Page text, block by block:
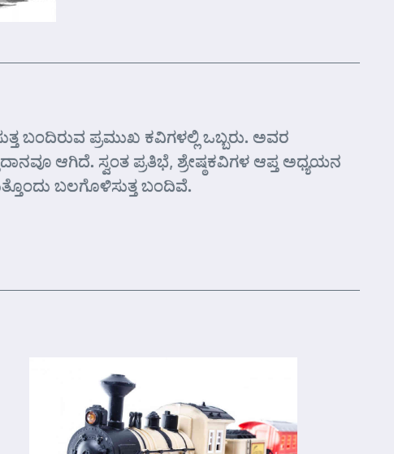
ಬಂದಿರುವ ಪ್ರಮುಖ ಕವಿಗಳಲ್ಲಿ ಒಬ್ಬರು. ಅವರ
ಆಗಿದೆ. ಸ್ವಂತ ಪ್ರತಿಭೆ, ಶ್ರೇಷ್ಠಕವಿಗಳ ಆಪ್ತ ಅಧ್ಯಯನ
ಬಲಗೊಳಿಸುತ್ತ ಬಂದಿವೆ.